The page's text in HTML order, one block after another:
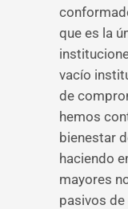
que es la
vacío
de
hemos
bienestar
haciendo
mayores
pasivos